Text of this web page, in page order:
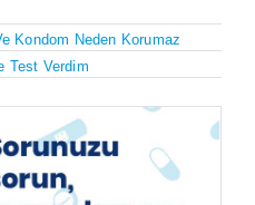
Kondom Neden Korumaz
Test Verdim